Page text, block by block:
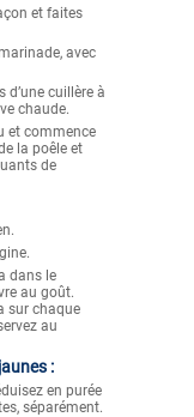
et faites
avec
cuillère à
chaude.
et commence
la poêle et
de
dans le
au goût.
sur chaque
au
:
en purée
séparément.